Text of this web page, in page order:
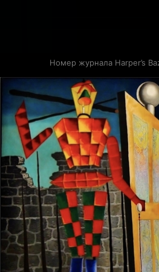
Номер журнала Harper’s